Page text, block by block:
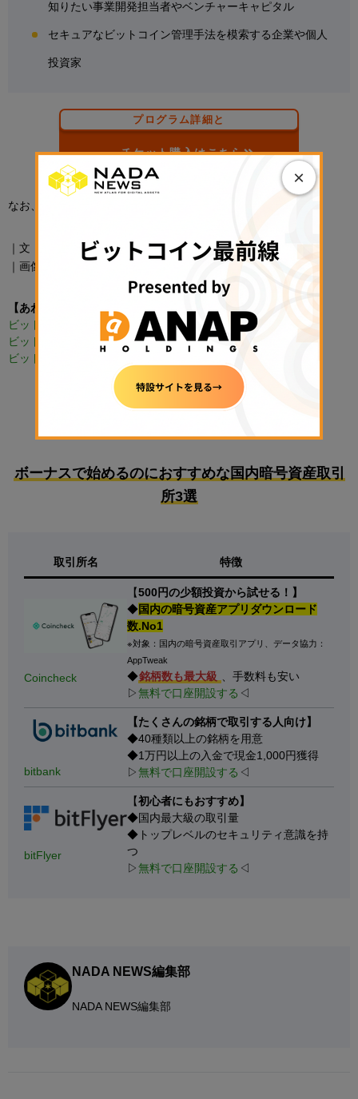
知りたい事業開発担当者やベンチャーキャピタル
セキュアなビットコイン管理手法を模索する企業や個人
投資家
プログラム詳細と
チケット購入はこちら
なお、CoinDesk JAPANはメディアパートナーを務める。
｜文：CoinDesk JAPAN編集部
｜画像：「BITCOIN JAPAN 2025」公式サイトから
【あわせて読みたい】
ビットコインとは
ビットコイン 購入
ビットコイン取引所
PR
ボーナスで始めるのにおすすめな国内暗号資産取引
所3選
取引所名 特徴
Coincheck
【500円の少額投資から試せる！】
◆国内の暗号資産アプリダウンロード
数.No1
※対象：国内の暗号資産取引アプリ、データ協力：
AppTweak
◆銘柄数も最大級 、手数料も安い
▷無料で口座開設する ◁
bitbank
【たくさんの銘柄で取引する人向け】
◆40種類以上の銘柄を用意
◆1万円以上の入金で現金1,000円獲得
▷無料で口座開設する ◁
bitFlyer
【初心者にもおすすめ】
◆国内最大級の取引量
◆トップレベルのセキュリティ意識を持
つ
▷無料で口座開設する ◁
NADA NEWS編集部
NADA NEWS編集部
×